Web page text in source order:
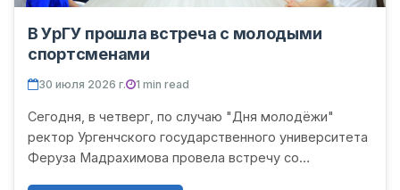
В УрГУ прошла встреча с молодыми
спортсменами
30 июля 2026 г. 1 min read
Сегодня, в четверг, по случаю "Дня молодёжи"
ректор Ургенчского государственного университета
Феруза Мадрахимова провела встречу со